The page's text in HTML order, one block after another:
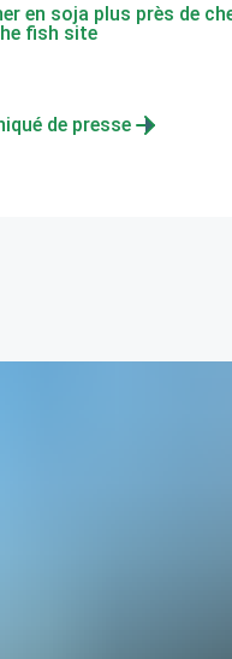
en soja plus près de
fish site
de presse